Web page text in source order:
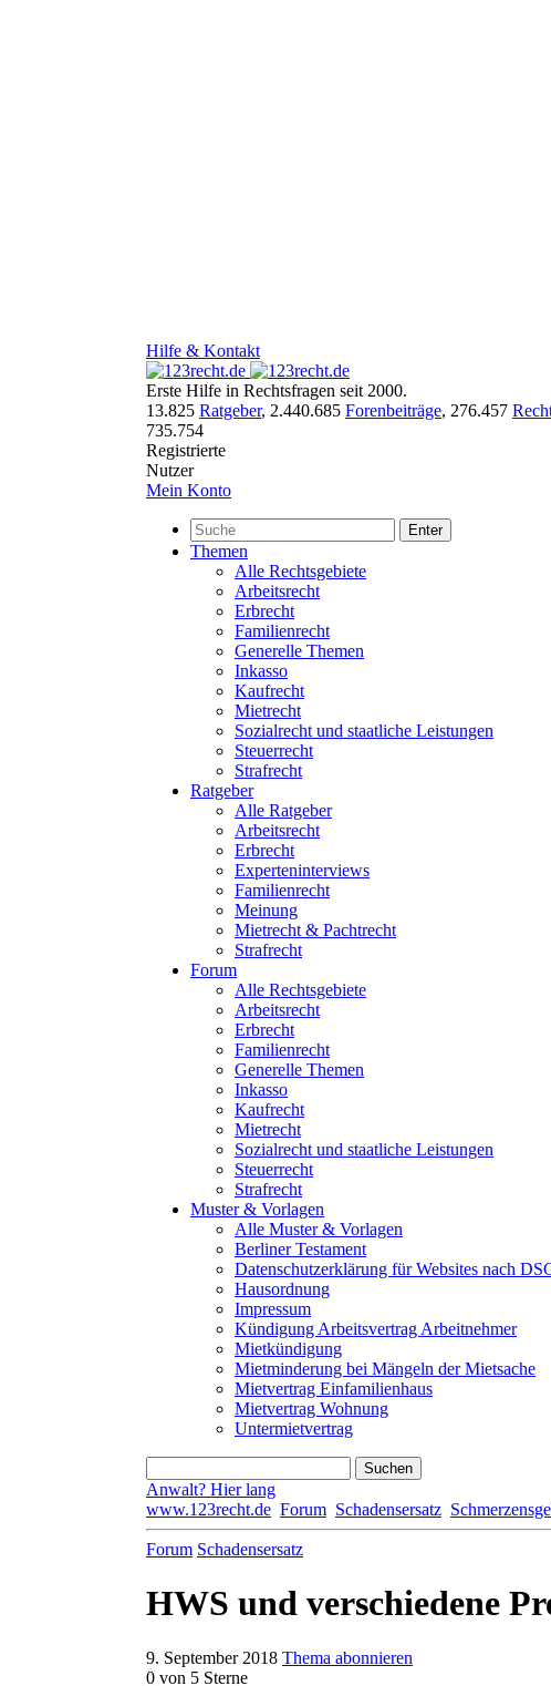
Hilfe & Kontakt
Erste Hilfe in Rechtsfragen seit 2000.
13.825 Ratgeber, 2.440.685 Forenbeiträge, 276.457
735.754
Registrierte
Nutzer
Mein Konto
Enter
Themen
Alle Rechtsgebiete
Arbeitsrecht
Erbrecht
Familienrecht
Generelle Themen
Inkasso
Kaufrecht
Mietrecht
Sozialrecht und staatliche Leistungen
Steuerrecht
Strafrecht
Ratgeber
Alle Ratgeber
Arbeitsrecht
Erbrecht
Experteninterviews
Familienrecht
Meinung
Mietrecht & Pachtrecht
Strafrecht
Forum
Alle Rechtsgebiete
Arbeitsrecht
Erbrecht
Familienrecht
Generelle Themen
Inkasso
Kaufrecht
Mietrecht
Sozialrecht und staatliche Leistungen
Steuerrecht
Strafrecht
Muster & Vorlagen
Alle Muster & Vorlagen
Berliner Testament
Datenschutzerklärung für Websites nach
Hausordnung
Impressum
Kündigung Arbeitsvertrag Arbeitnehmer
Mietkündigung
Mietminderung bei Mängeln der Mietsache
Mietvertrag Einfamilienhaus
Mietvertrag Wohnung
Untermietvertrag
Anwalt? Hier lang
www.123recht.de Forum Schadensersatz
Forum Schadensersatz
HWS und verschiedene
9. September 2018 Thema abonnieren
0 von 5 Sterne